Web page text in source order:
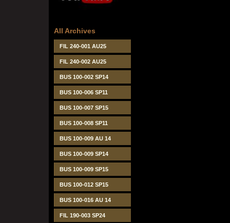
All Archives
FIL 240-001 AU25
FIL 240-002 AU25
BUS 100-002 SP14
BUS 100-006 SP11
BUS 100-007 SP15
BUS 100-008 SP11
BUS 100-009 AU 14
BUS 100-009 SP14
BUS 100-009 SP15
BUS 100-012 SP15
BUS 100-016 AU 14
FIL 190-003 SP24